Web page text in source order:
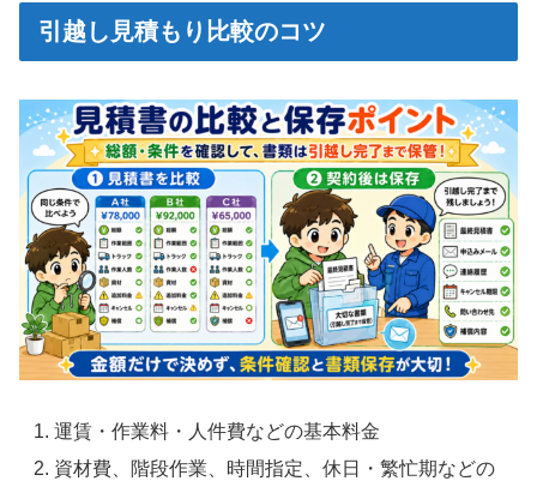
引越し見積もり比較のコツ
運賃・作業料・人件費などの基本料金
資材費、階段作業、時間指定、休日・繁忙期などの